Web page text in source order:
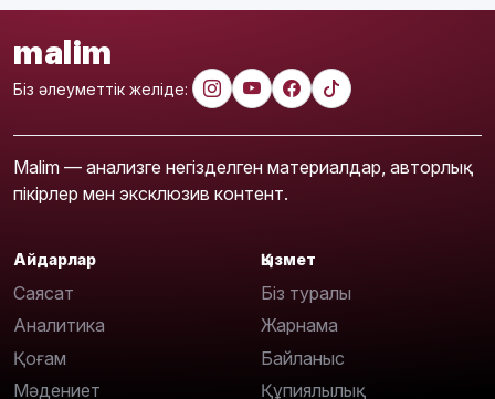
malim
Біз әлеуметтік желіде:
Malim — анализге негізделген материалдар, авторлық
пікірлер мен эксклюзив контент.
Айдарлар
Саясат
Аналитика
Қоғам
Мәдениет
Қызмет
Біз туралы
Жарнама
Байланыс
Құпиялылық